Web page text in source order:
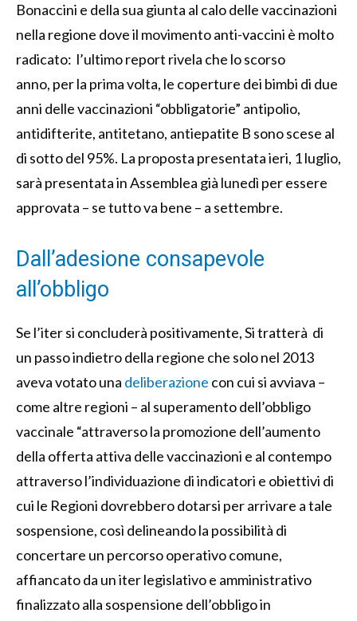
Bonaccini e della sua giunta al calo delle vaccinazioni
nella regione dove il movimento anti-vaccini è molto
radicato: l’ultimo report rivela che lo scorso
anno, per la prima volta, le coperture dei bimbi di due
anni delle vaccinazioni “obbligatorie” antipolio,
antidifterite, antitetano, antiepatite B sono scese al
di sotto del 95%. La proposta presentata ieri, 1 luglio,
sarà presentata in Assemblea già lunedì per essere
approvata – se tutto va bene – a settembre.
Dall’adesione consapevole
all’obbligo
Se l’iter si concluderà positivamente, Si tratterà di
un passo indietro della regione che solo nel 2013
aveva votato una deliberazione con cui si avviava –
come altre regioni – al superamento dell’obbligo
vaccinale “attraverso la promozione dell’aumento
della offerta attiva delle vaccinazioni e al contempo
attraverso l’individuazione di indicatori e obiettivi di
cui le Regioni dovrebbero dotarsi per arrivare a tale
sospensione, così delineando la possibilità di
concertare un percorso operativo comune,
affiancato da un iter legislativo e amministrativo
finalizzato alla sospensione dell’obbligo in